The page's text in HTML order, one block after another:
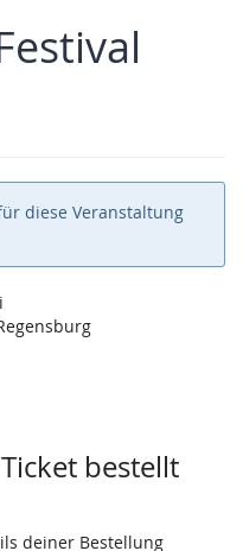
diese Veranstaltung
bestellt
deiner Bestellung